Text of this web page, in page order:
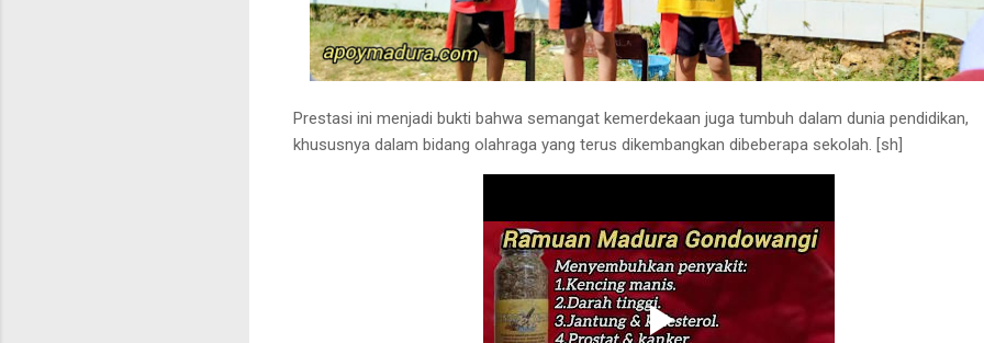
Prestasi ini menjadi bukti bahwa semangat kemerdekaan juga tumbuh dalam dunia pendidikan,
khususnya dalam bidang olahraga yang terus dikembangkan dibeberapa sekolah. [sh]